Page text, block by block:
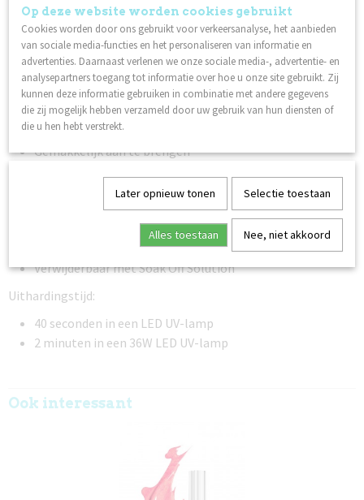
Zweden.
Hecht op natuurlijke nagels over I'm Base of Structure
Base, en op nagels met gel, Invicta of acryl.
Gemaakt in Zweden
Veganistisch
Hoge hechting
Hoog gepigmenteerd - dekt in twee dunne lagen
Gemakkelijk aan te brengen
Zelfnivellerend
Flexibel na uitharding
Plakkende laag - laat een plakkerig oppervlak achter
Duurzaam en langdurig
Verwijderbaar met Soak Off Solution
Uithardingstijd:
40 seconden in een LED UV-lamp
2 minuten in een 36W LED UV-lamp
Ook interessant
Op deze website worden cookies gebruikt
Cookies worden door ons gebruikt voor verkeersanalyse, het aanbieden
van sociale media-functies en het personaliseren van informatie en
advertenties. Daarnaast verlenen we onze sociale media-, advertentie- en
analysepartners toegang tot informatie over hoe u onze site gebruikt. Zij
kunnen deze informatie gebruiken in combinatie met andere gegevens
die zij mogelijk hebben verzameld door uw gebruik van hun diensten of
die u hen hebt verstrekt.
Later opnieuw tonen Selectie toestaan
Alles toestaan Nee, niet akkoord